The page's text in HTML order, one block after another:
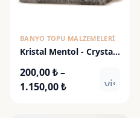
BANYO TOPU MALZEMELERI
Kristal Mentol - Crystal
200,00₺–
1.150,00₺Fiyat
visibility